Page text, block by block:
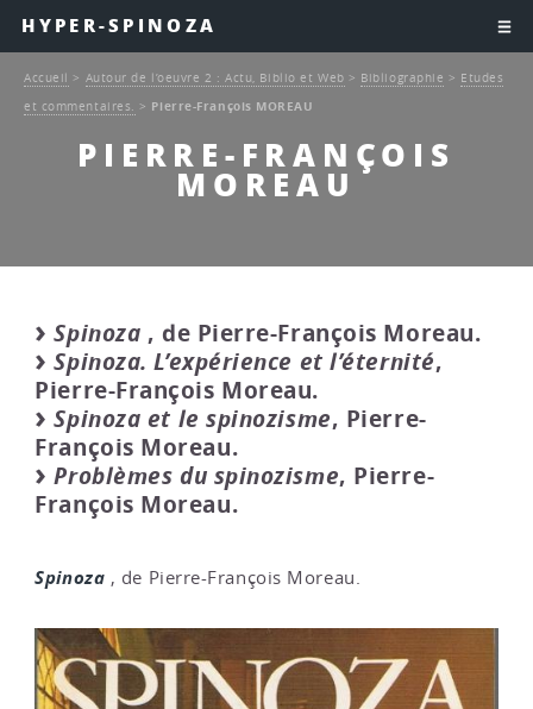
HYPER-SPINOZA
PIERRE-FRANÇOIS
MOREAU
Accueil > Autour de l’oeuvre 2 : Actu, Biblio et Web > Bibliographie > Etudes
et commentaires.
> Pierre-François MOREAU
Spinoza , de Pierre-François Moreau.
Spinoza. L’expérience et l’éternité,
Pierre-François Moreau.
Spinoza et le spinozisme, Pierre-
François Moreau.
Problèmes du spinozisme, Pierre-
François Moreau.
Spinoza , de Pierre-François Moreau.